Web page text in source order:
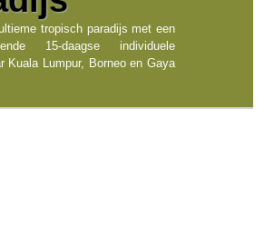
Langue:
Francophone
tropisch paradijs met een
15-daagse individuele
Kuala Lumpur, Borneo en Gaya